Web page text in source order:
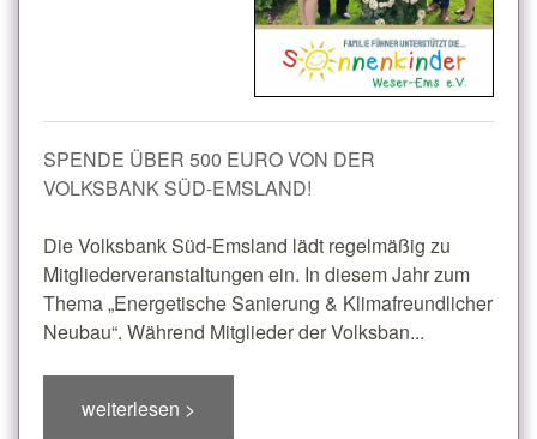
SPENDE ÜBER 500 EURO VON DER
VOLKSBANK SÜD-EMSLAND!
Die Volksbank Süd-Emsland lädt regelmäßig zu
Mitgliederveranstaltungen ein. In diesem Jahr zum
Thema „Energetische Sanierung & Klimafreundlicher
Neubau“. Während Mitglieder der Volksban...
weiterlesen >